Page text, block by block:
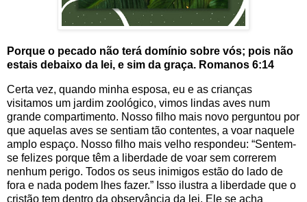
Porque o pecado não terá domínio sobre vós; pois não
estais debaixo da lei, e sim da graça. Romanos 6:14
Certa vez, quando minha esposa, eu e as crianças
visitamos um jardim zoológico, vimos lindas aves num
grande compartimento. Nosso filho mais novo perguntou por
que aquelas aves se sentiam tão contentes, a voar naquele
amplo espaço. Nosso filho mais velho respondeu: “Sentem-
se felizes porque têm a liberdade de voar sem correrem
nenhum perigo. Todos os seus inimigos estão do lado de
fora e nada podem lhes fazer.” Isso ilustra a liberdade que o
cristão tem dentro da observância da lei. Ele se acha